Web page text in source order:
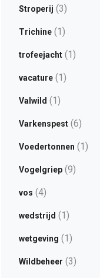
Stroperij (3)
Trichine(1)
trofeejacht(1)
vacature(1)
Valwild (1)
Varkenspest(6)
Voedertonnen (1)
Vogelgriep(9)
vos (4)
wedstrijd (1)
wetgeving (1)
Wildbeheer (3)